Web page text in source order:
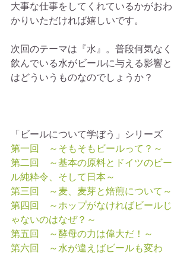
大事な仕事をしてくれているかがおわ
かりいただければ嬉しいです。
次回のテーマは『水』。普段何気なく
飲んでいる水がビールに与える影響と
はどういうものなのでしょうか？
「ビールについて学ぼう」シリーズ
第一回　～そもそもビールって？～
第二回　～基本の原料とドイツのビー
ル純粋令、そして日本～
第三回　～麦、麦芽と焙煎について～
第四回　～ホップがなければビールじ
ゃないのはなぜ？～
第五回　～酵母の力は偉大だ！～
第六回　～水が違えばビールも変わ